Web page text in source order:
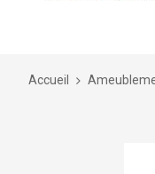
Accueil